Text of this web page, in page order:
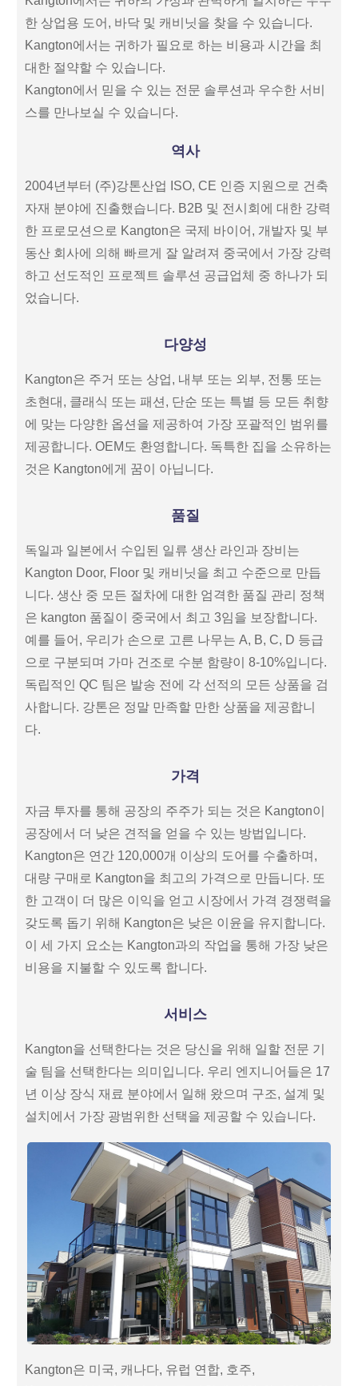
한 상업용 도어, 바닥 및 캐비닛을 찾을 수 있습니다.
Kangton에서는 귀하가 필요로 하는 비용과 시간을 최
대한 절약할 수 있습니다.
Kangton에서 믿을 수 있는 전문 솔루션과 우수한 서비
스를 만나보실 수 있습니다.
역사
2004년부터 (주)강톤산업 ISO, CE 인증 지원으로 건축
자재 분야에 진출했습니다. B2B 및 전시회에 대한 강력
한 프로모션으로 Kangton은 국제 바이어, 개발자 및 부
동산 회사에 의해 빠르게 잘 알려져 중국에서 가장 강력
하고 선도적인 프로젝트 솔루션 공급업체 중 하나가 되
었습니다.
다양성
Kangton은 주거 또는 상업, 내부 또는 외부, 전통 또는
초현대, 클래식 또는 패션, 단순 또는 특별 등 모든 취향
에 맞는 다양한 옵션을 제공하여 가장 포괄적인 범위를
제공합니다. OEM도 환영합니다. 독특한 집을 소유하는
것은 Kangton에게 꿈이 아닙니다.
품질
독일과 일본에서 수입된 일류 생산 라인과 장비는
Kangton Door, Floor 및 캐비닛을 최고 수준으로 만듭
니다. 생산 중 모든 절차에 대한 엄격한 품질 관리 정책
은 kangton 품질이 중국에서 최고 3임을 보장합니다.
예를 들어, 우리가 손으로 고른 나무는 A, B, C, D 등급
으로 구분되며 가마 건조로 수분 함량이 8-10%입니다.
독립적인 QC 팀은 발송 전에 각 선적의 모든 상품을 검
사합니다. 강톤은 정말 만족할 만한 상품을 제공합니
다.
가격
자금 투자를 통해 공장의 주주가 되는 것은 Kangton이
공장에서 더 낮은 견적을 얻을 수 있는 방법입니다.
Kangton은 연간 120,000개 이상의 도어를 수출하며,
대량 구매로 Kangton을 최고의 가격으로 만듭니다. 또
한 고객이 더 많은 이익을 얻고 시장에서 가격 경쟁력을
갖도록 돕기 위해 Kangton은 낮은 이윤을 유지합니다.
이 세 가지 요소는 Kangton과의 작업을 통해 가장 낮은
비용을 지불할 수 있도록 합니다.
서비스
Kangton을 선택한다는 것은 당신을 위해 일할 전문 기
술 팀을 선택한다는 의미입니다. 우리 엔지니어들은 17
년 이상 장식 재료 분야에서 일해 왔으며 구조, 설계 및
설치에서 가장 광범위한 선택을 제공할 수 있습니다.
Kangton은 미국, 캐나다, 유럽 연합, 호주,